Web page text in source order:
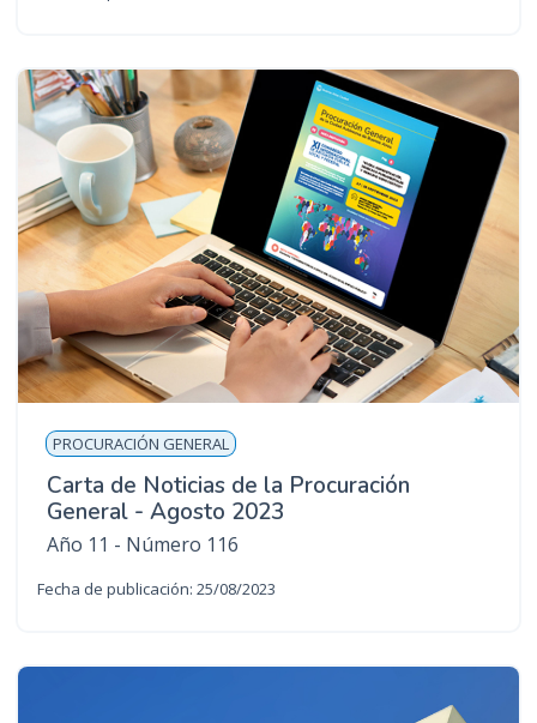
PROCURACIÓN GENERAL
Carta de Noticias de la Procuración
General - Agosto 2023
Año 11 - Número 116
Fecha de publicación: 25/08/2023